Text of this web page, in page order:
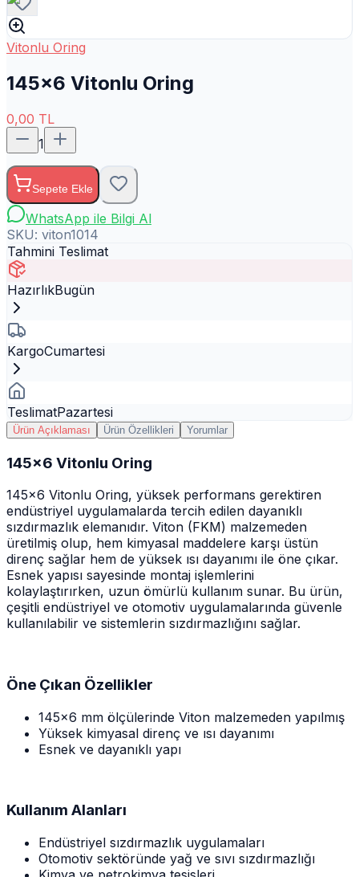
Vitonlu Oring
145x6 Vitonlu Oring
0,00 TL
1
Sepete Ekle
WhatsApp ile Bilgi Al
SKU: viton1014
Tahmini Teslimat
HazırlıkBugün
KargoCumartesi
TeslimatPazartesi
Ürün Açıklaması Ürün Özellikleri Yorumlar
145x6 Vitonlu Oring
145x6 Vitonlu Oring, yüksek performans gerektiren
endüstriyel uygulamalarda tercih edilen dayanıklı
sızdırmazlık elemanıdır. Viton (FKM) malzemeden
üretilmiş olup, hem kimyasal maddelere karşı üstün
direnç sağlar hem de yüksek ısı dayanımı ile öne çıkar.
Esnek yapısı sayesinde montaj işlemlerini
kolaylaştırırken, uzun ömürlü kullanım sunar. Bu ürün,
çeşitli endüstriyel ve otomotiv uygulamalarında güvenle
kullanılabilir ve sistemlerin sızdırmazlığını sağlar.
Öne Çıkan Özellikler
145x6 mm ölçülerinde Viton malzemeden yapılmış
Yüksek kimyasal direnç ve ısı dayanımı
Esnek ve dayanıklı yapı
Kullanım Alanları
Endüstriyel sızdırmazlık uygulamaları
Otomotiv sektöründe yağ ve sıvı sızdırmazlığı